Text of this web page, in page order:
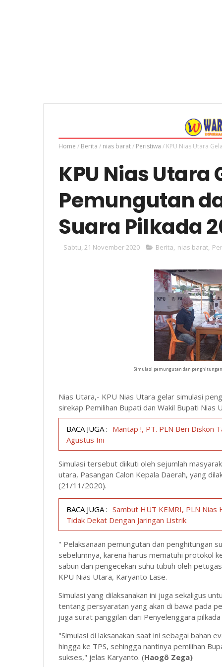
Home / Berita / nias barat/ Peristiwa / KPU Nias Utara
KPU Nias
Pemungutan
Suara Pilkada
Sabtu, 21 November 2020 Berita nias barat
Simulasi pemungutan dan penghitungan
Nias Utara,- KPU Nias Utara gelar simulasi
sirekap Pemilihan Bupati dan Wakil Bupati Nias
BACA JUGA : Mantap !, PT. PLN Beri Diskon
Agustus Ini
Simulasi tersebut diikuti oleh sejumlah
utara, Pasangan Calon Kepala Daerah, yang
(21/11/2020).
BACA JUGA : Sambut HUT KEMRI, PLN Nias
Tidak Dekat Dengan Jaringan Listrik
" Pelaksanaan pemungutan dan penghitungan
sebelumnya, karena harus mematuhi protokol
sabun dan pengecekan suhu tubuh oleh
KPU Nias Utara, Karyanto Lase.
Simulasi yang dilaksanakan ini juga sekaligus
tentang persyaratan yang akan di bawa pada
juga surat panggilan dari Penyelenggara
"Simulasi di laksanakan saat ini sebagai bahan
hingga ke TPS, sehingga nantinya pemilihan
sukses," jelas Karyanto. (Haogô Zega)